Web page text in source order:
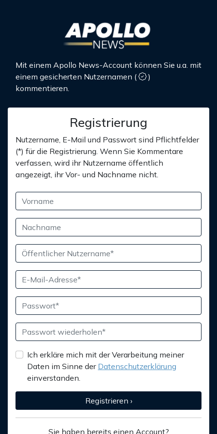
Mit einem Apollo News-Account können Sie u.a. mit
einem gesicherten Nutzernamen (
)
kommentieren.
Registrierung
Nutzername, E-Mail und Passwort sind Pflichtfelder
(*) für die Registrierung. Wenn Sie Kommentare
verfassen, wird ihr Nutzername öffentlich
angezeigt, ihr Vor- und Nachname nicht.
Ich erkläre mich mit der Verarbeitung meiner
Daten im Sinne der Datenschutzerklärung
einverstanden.
Registrieren ›
Sie haben bereits einen Account?